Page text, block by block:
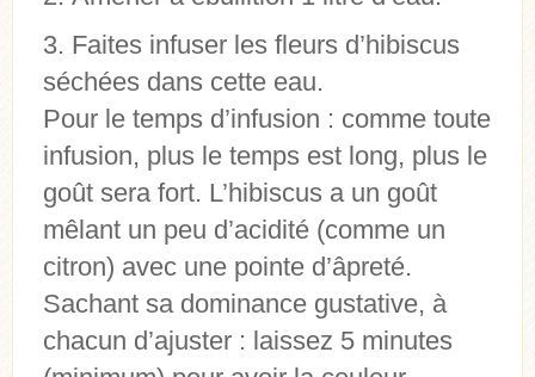
Faites infuser les fleurs d’hibiscus
séchées dans cette eau.
Pour le temps d’infusion : comme toute
infusion, plus le temps est long, plus le
goût sera fort. L’hibiscus a un goût
mêlant un peu d’acidité (comme un
citron) avec une pointe d’âpreté.
Sachant sa dominance gustative, à
chacun d’ajuster : laissez 5 minutes